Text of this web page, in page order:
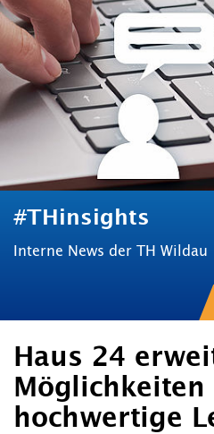
BESCHÄFTIGTE
Blogs Kontakt und Anfahrt
TH Online-Portal
#THinsights
Interne News der TH Wildau
Haus 24
hochwertige